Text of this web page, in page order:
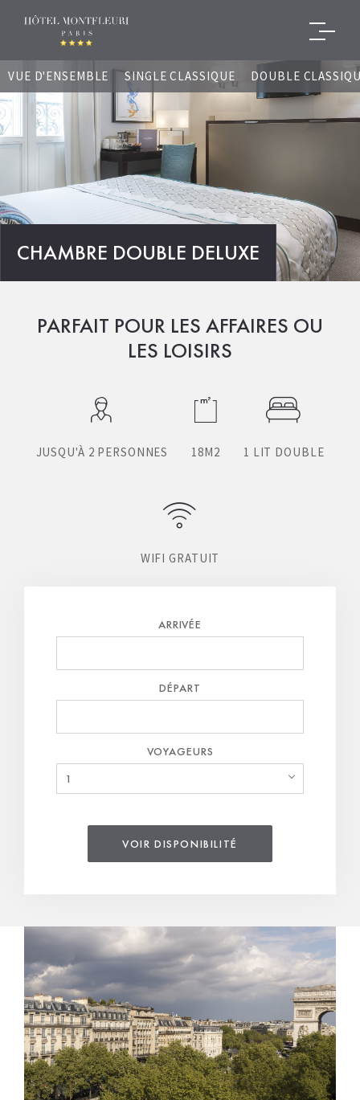
VUE D'ENSEMBLE SINGLE CLASSIQUE DOUBLE
CHAMBRE DOUBLE DELUXE
PARFAIT POUR LES AFFAIRES OU
LES LOISIRS
JUSQU'À 2 PERSONNES 18M2 1 LIT DOUBLE
WIFI GRATUIT
ARRIVÉE
DÉPART
VOYAGEURS